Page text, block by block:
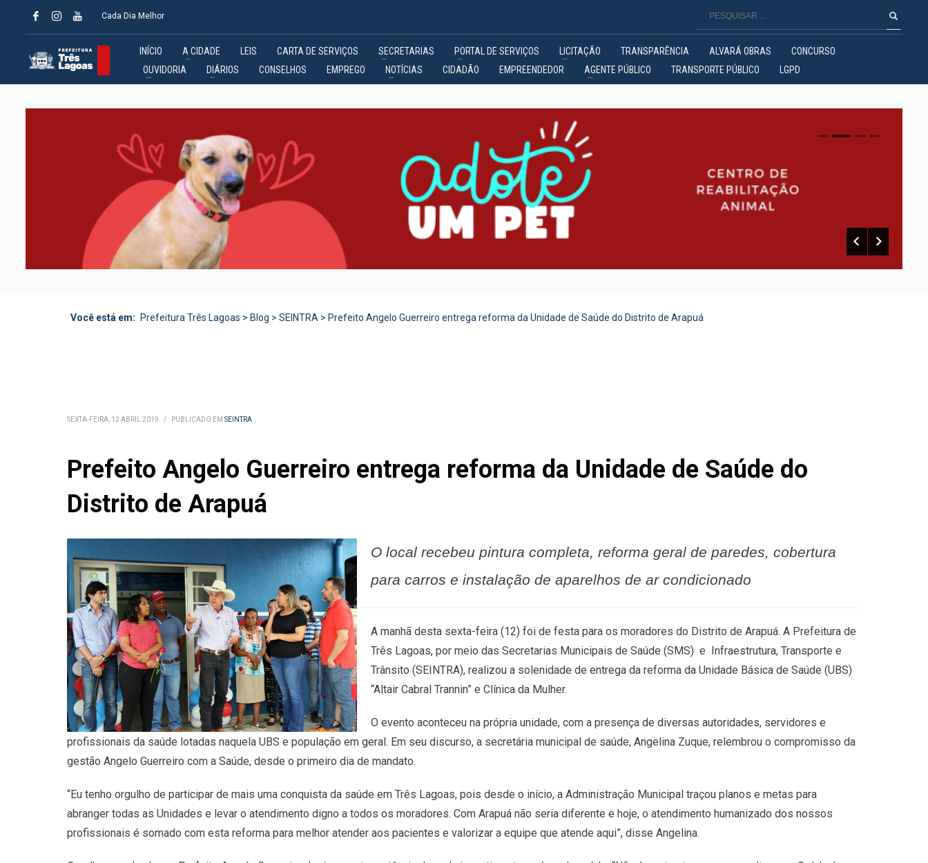
Cada Dia Melhor
INÍCIO A CIDADE LEIS CARTA DE SERVIÇOS SECRETARIAS PORTAL DE SERVIÇOS LICITAÇÃO TRANSPARÊNCIA ALVARÁ OBRAS
CONCURSO
OUVIDORIA
DIÁRIOS CONSELHOS EMPREGO NOTÍCIAS CIDADÃO EMPREENDEDOR AGENTE PÚBLICO TRANSPORTE PÚBLICO LGPD
0 1 2
Você está em: Prefeitura Três Lagoas > Blog > SEINTRA > Prefeito Angelo Guerreiro entrega reforma da Unidade de Saúde do Distrito de Arapuá
SEXTA-FEIRA, 12 ABRIL 2019 / PUBLICADO EM SEINTRA
Prefeito Angelo Guerreiro entrega reforma da Unidade de Saúde do
Distrito de Arapuá
O local recebeu pintura completa, reforma geral de paredes, cobertura
para carros e instalação de aparelhos de ar condicionado
A manhã desta sexta-feira (12) foi de festa para os moradores do Distrito de Arapuá. A Prefeitura de
Três Lagoas, por meio das Secretarias Municipais de Saúde (SMS) e Infraestrutura, Transporte e
Trânsito (SEINTRA), realizou a solenidade de entrega da reforma da Unidade Básica de Saúde (UBS)
“Altair Cabral Trannin” e Clínica da Mulher.
O evento aconteceu na própria unidade, com a presença de diversas autoridades, servidores e
profissionais da saúde lotadas naquela UBS e população em geral. Em seu discurso, a secretária municipal de saúde, Angelina Zuque, relembrou o compromisso da
gestão Angelo Guerreiro com a Saúde, desde o primeiro dia de mandato.
“Eu tenho orgulho de participar de mais uma conquista da saúde em Três Lagoas, pois desde o início, a Administração Municipal traçou planos e metas para
abranger todas as Unidades e levar o atendimento digno a todos os moradores. Com Arapuá não seria diferente e hoje, o atendimento humanizado dos nossos
profissionais é somado com esta reforma para melhor atender aos pacientes e valorizar a equipe que atende aqui”, disse Angelina.